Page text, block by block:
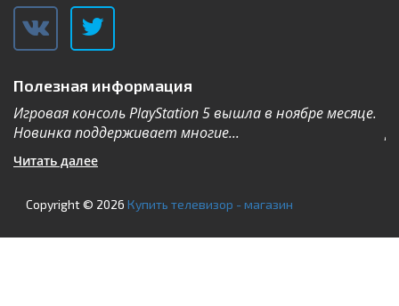
Полезная информация
Игровая консоль PlayStation 5 вышла в ноябре месяце.
Новинка поддерживает многие...
Читать далее
Copyright © 2026 Купить телевизор - магазин